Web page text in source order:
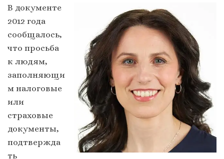
В документе
2012 года
сообщалось,
что просьба
к людям,
заполняющи
м налоговые
или
страховые
документы,
подтвержда
ть